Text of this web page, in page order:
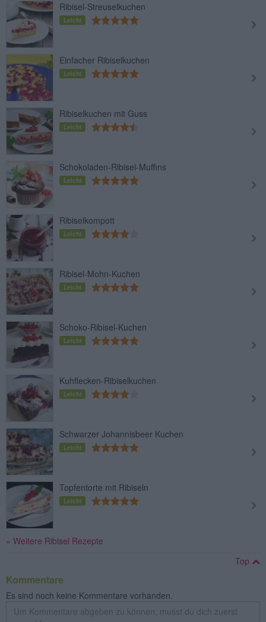
Ribisel-Streuselkuchen
Leicht
Einfacher Ribiselkuchen
Leicht
Ribiselkuchen mit Guss
Leicht
Schokoladen-Ribisel-Muffins
Leicht
Ribiselkompott
Leicht
Ribisel-Mohn-Kuchen
Leicht
Schoko-Ribisel-Kuchen
Leicht
Kuhflecken-Ribiselkuchen
Leicht
Schwarzer Johannisbeer Kuchen
Leicht
Topfentorte mit Ribiseln
Leicht
» Weitere Ribisel Rezepte
Top
Kommentare
Es sind noch keine Kommentare vorhanden.